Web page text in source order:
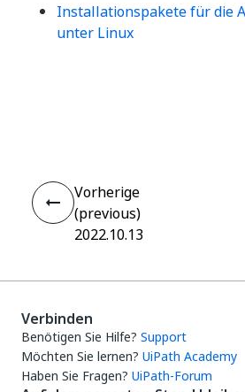
Installationspakete für die
unter Linux
Vorherige
(previous)
2022.10.13
Verbinden
Benötigen Sie Hilfe? Support
Möchten Sie lernen? UiPath Academy
Haben Sie Fragen? UiPath-Forum